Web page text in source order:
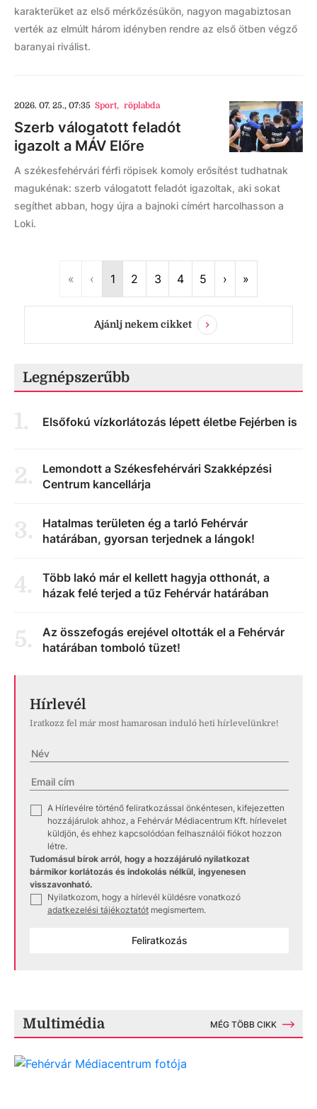
karakterüket az első mérkőzésükön, nagyon magabiztosan
verték az elmúlt három idényben rendre az első ötben végző
baranyai riválist.
2026. 07. 25., 07:35 Sport, röplabda
Szerb válogatott feladót
igazolt a MÁV Előre
A székesfehérvári férfi röpisek komoly erősítést tudhatnak
magukénak: szerb válogatott feladót igazoltak, aki sokat
segíthet abban, hogy újra a bajnoki címért harcolhasson a
Loki.
« First‹ Previous
1 2 3 4 5 ›Next
»
Ajánlj nekem cikket
Legnépszerűbb
1. Elsőfokú vízkorlátozás lépett életbe Fejérben is
2.
Lemondott a Székesfehérvári Szakképzési
Centrum kancellárja
3.
Hatalmas területen ég a tarló Fehérvár
határában, gyorsan terjednek a lángok!
4.
Több lakó már el kellett hagyja otthonát, a
házak felé terjed a tűz Fehérvár határában
5.
Az összefogás erejével oltották el a Fehérvár
határában tomboló tüzet!
Hírlevél
Iratkozz fel már most hamarosan induló heti hírlevelünkre!
A Hírlevélre történő feliratkozással önkéntesen, kifejezetten
hozzájárulok ahhoz, a Fehérvár Médiacentrum Kft. hírlevelet
küldjön, és ehhez kapcsolódóan felhasználói fiókot hozzon
létre.
Tudomásul bírok arról, hogy a hozzájáruló nyilatkozat
bármikor korlátozás és indokolás nélkül, ingyenesen
visszavonható.
Nyilatkozom, hogy a hírlevél küldésre vonatkozó
adatkezelési tájékoztatót megismertem.
Feliratkozás
Multimédia MÉG TÖBB CIKK